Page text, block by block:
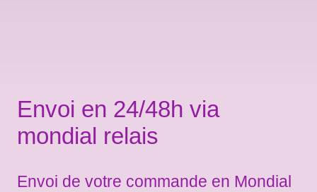
Envoi en 24/48h via
mondial relais
Envoi de votre commande en Mondial